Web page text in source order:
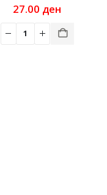
27.00 ден